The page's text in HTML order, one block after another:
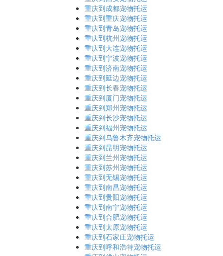
重庆到成都宠物托运
重庆到重庆宠物托运
重庆到青岛宠物托运
重庆到杭州宠物托运
重庆到大连宠物托运
重庆到宁波宠物托运
重庆到济南宠物托运
重庆到延边宠物托运
重庆到长春宠物托运
重庆到厦门宠物托运
重庆到郑州宠物托运
重庆到长沙宠物托运
重庆到福州宠物托运
重庆到乌鲁木齐宠物托运
重庆到昆明宠物托运
重庆到兰州宠物托运
重庆到苏州宠物托运
重庆到无锡宠物托运
重庆到南昌宠物托运
重庆到贵阳宠物托运
重庆到南宁宠物托运
重庆到合肥宠物托运
重庆到太原宠物托运
重庆到石家庄宠物托运
重庆到呼和浩特宠物托运